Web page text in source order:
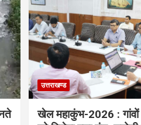
उत्तराखण्ड
खेल महाकुंभ-2026 : गांवों